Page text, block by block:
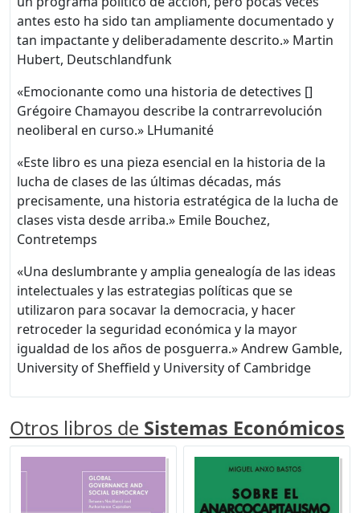
antes esto ha sido tan ampliamente documentado y
tan impactante y deliberadamente descrito.» Martin
Hubert, Deutschlandfunk
«Emocionante como una historia de detectives []
Grégoire Chamayou describe la contrarrevolución
neoliberal en curso.» LHumanité
«Este libro es una pieza esencial en la historia de la
lucha de clases de las últimas décadas, más
precisamente, una historia estratégica de la lucha de
clases vista desde arriba.» Emile Bouchez,
Contretemps
«Una deslumbrante y amplia genealogía de las ideas
intelectuales y las estrategias políticas que se
utilizaron para socavar la democracia, y hacer
retroceder la seguridad económica y la mayor
igualdad de los años de posguerra.» Andrew Gamble,
University of Sheffield y University of Cambridge
Otros libros de Sistemas Económicos